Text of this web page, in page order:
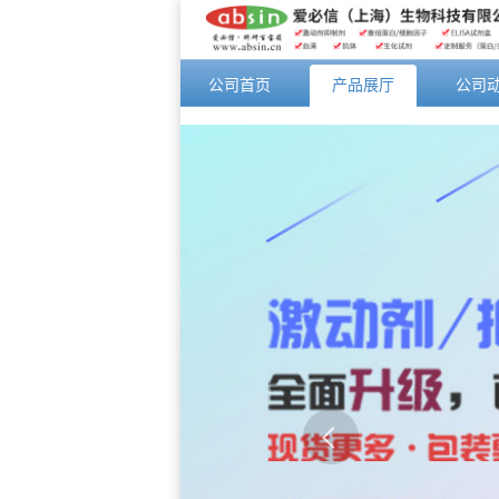
公司首页 产品展厅 公司